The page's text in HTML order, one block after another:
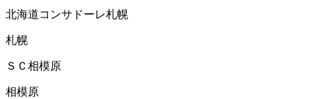
北海道コンサドーレ札幌
札幌
ＳＣ相模原
相模原